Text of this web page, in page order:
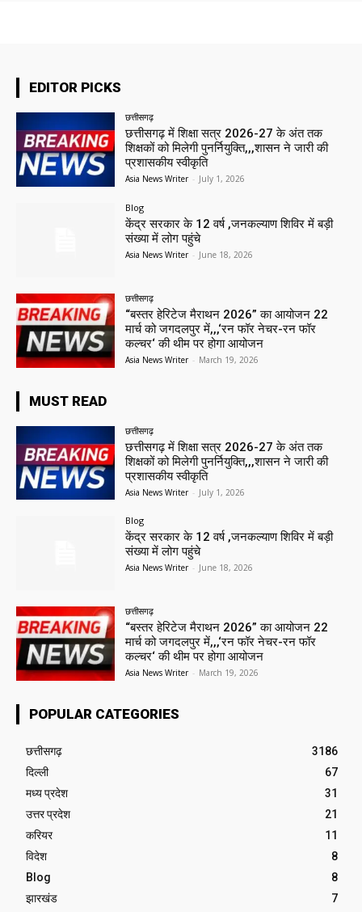
EDITOR PICKS
छत्तीसगढ़
छत्तीसगढ़ में शिक्षा सत्र 2026-27 के अंत तक
शिक्षकों को मिलेगी पुनर्नियुक्ति,,,शासन ने जारी की
प्रशासकीय स्वीकृति
Asia News Writer - July 1, 2026
Blog
केंद्र सरकार के 12 वर्ष ,जनकल्याण शिविर में बड़ी
संख्या में लोग पहुंचे
Asia News Writer - June 18, 2026
छत्तीसगढ़
“बस्तर हेरिटेज मैराथन 2026” का आयोजन 22
मार्च को जगदलपुर में,,,‘रन फॉर नेचर-रन फॉर
कल्चर‘ की थीम पर होगा आयोजन
Asia News Writer - March 19, 2026
MUST READ
छत्तीसगढ़
छत्तीसगढ़ में शिक्षा सत्र 2026-27 के अंत तक
शिक्षकों को मिलेगी पुनर्नियुक्ति,,,शासन ने जारी की
प्रशासकीय स्वीकृति
Asia News Writer - July 1, 2026
Blog
केंद्र सरकार के 12 वर्ष ,जनकल्याण शिविर में बड़ी
संख्या में लोग पहुंचे
Asia News Writer - June 18, 2026
छत्तीसगढ़
“बस्तर हेरिटेज मैराथन 2026” का आयोजन 22
मार्च को जगदलपुर में,,,‘रन फॉर नेचर-रन फॉर
कल्चर‘ की थीम पर होगा आयोजन
Asia News Writer - March 19, 2026
POPULAR CATEGORIES
छत्तीसगढ़
3186
दिल्ली
67
मध्य प्रदेश
31
उत्तर प्रदेश
21
करियर
11
विदेश
8
Blog
8
झारखंड
7